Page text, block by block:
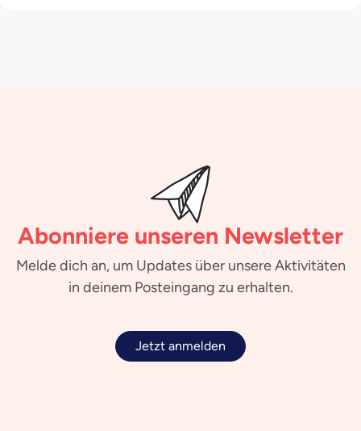
Abonniere unseren Newsletter
Melde dich an, um Updates über unsere Aktivitäten
in deinem Posteingang zu erhalten.
Jetzt anmelden